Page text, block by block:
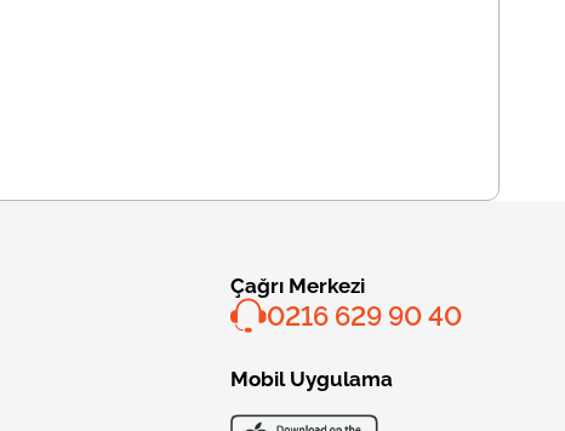
Çağrı Merkezi
0216 629 90 40
Mobil Uygulama